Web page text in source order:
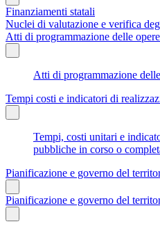
Finanziamenti statali
Nuclei di valutazione e verifica
Atti di programmazione delle
Atti di programmazione
Tempi costi e indicatori di
Tempi, costi unitari e
pubbliche in corso o
Pianificazione e governo del
Pianificazione e governo del